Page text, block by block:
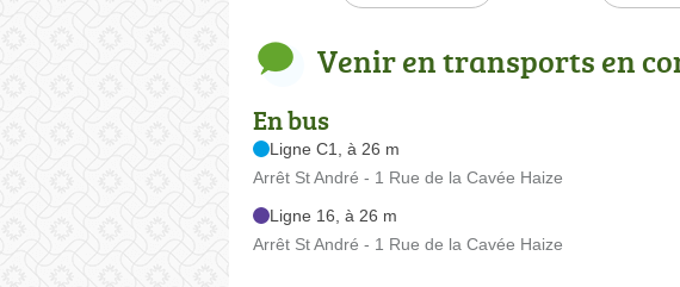
Venir en transports en
En bus
Ligne C1, à 26 m
Arrêt St André - 1 Rue de la Cavée Haize
Ligne 16, à 26 m
Arrêt St André - 1 Rue de la Cavée Haize